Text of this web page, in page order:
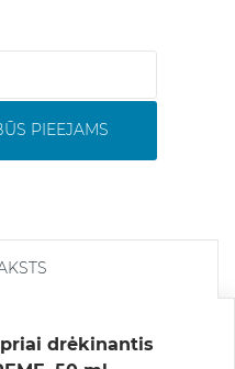
PIEEJAMS
drėkinantis